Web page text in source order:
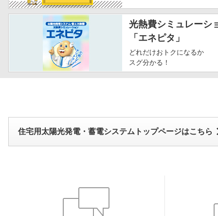
光熱費シミュレーシ
「エネピタ」
どれだけおトクになるか
スグ分かる！
住宅用太陽光発電・蓄電システムトップページはこちら